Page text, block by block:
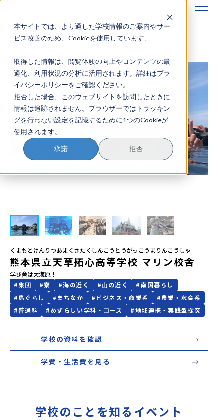
本サイトでは、より適した学校情報のご案内やサー
ビス改善のため、Cookieを使用しています。
取得した情報は、閲覧体験の向上やコンテンツの最
適化、利用状況の分析に活用されます。詳細はプラ
イバシーポリシーをご確認ください。
拒否した場合、このウェブサイトを訪問したときに
情報は追跡されません。ブラウザーではトラッキン
グを行わない設定を記憶するために1つのCookieが
使用されます。
承諾 拒否
地域みらい留学のすすめかた
地域みらい留学とは
学校を探す
イベントを探す
おためし地域留学
マガジン
奨学金について
？ イベント参加方法
会員登録
MYページログイン
くまもとけんりつあまくさたくしんこうとうがっこうまりんこうしゃ
熊本県立天草拓心高等学校 マリン校舎
学び舎は大海原！
#集団 #寮 #海の近く #山の近く #南国暮らし
# 島ぐらし # まちなか # ビジネス・商業系 #農業・水産系
#普通科 #めずらしい学科・コース #地域連携・実践型探究
学校の資料を確認
学費・生活費を見る
学校のことを知るイベント